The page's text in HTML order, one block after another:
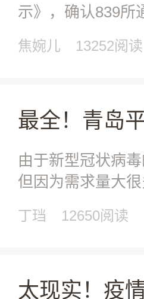
示》，确认839所
岛98所幼
焦婉儿 13252阅读
由于新型冠状病
但因为需求量大
但买不到！还浪费
丁珰 12650阅读
太现实！疫